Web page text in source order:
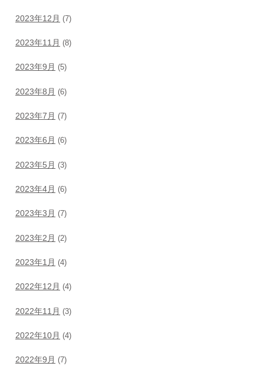
2023年12月 (7)
2023年11月 (8)
2023年9月 (5)
2023年8月 (6)
2023年7月 (7)
2023年6月 (6)
2023年5月 (3)
2023年4月 (6)
2023年3月 (7)
2023年2月 (2)
2023年1月 (4)
2022年12月 (4)
2022年11月 (3)
2022年10月 (4)
2022年9月 (7)